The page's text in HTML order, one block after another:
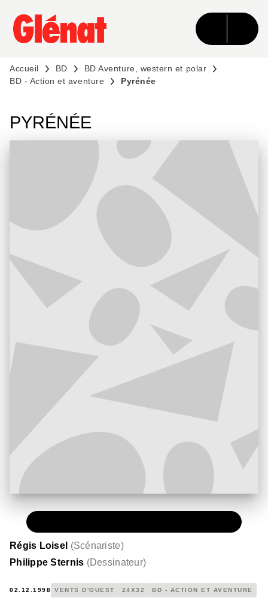
MENU RECHERCHE CONTENU
PIED DE PAGE
Accueil BD
BD Aventure, western et polar
BD - Action et aventure
Pyrénée
PYRÉNÉE
Régis Loisel (Scénariste)
Philippe Sternis (Dessinateur)
02.12.1998 VENTS D'OUEST 24X32 BD - ACTION ET AVENTURE